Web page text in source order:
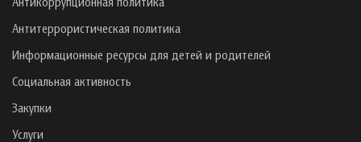
Антитеррористическая политика
Информационные ресурсы для детей и родителей
Социальная активность
Закупки
Услуги